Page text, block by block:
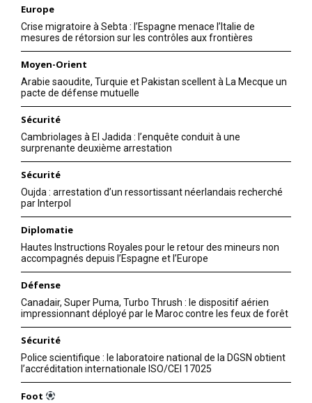
Ahmed Charaï : «Le
leadership Américain doit
vaincre les menaces et non
21 June 2024
In "Analysis"
Europe
Crise migratoire à Sebta : l’Espagne menace l’Italie de
mesures de rétorsion sur les contrôles aux frontières
Moyen-Orient
Arabie saoudite, Turquie et Pakistan scellent à La Mecque un
pacte de défense mutuelle
Sécurité
Cambriolages à El Jadida : l’enquête conduit à une
surprenante deuxième arrestation
Sécurité
Oujda : arrestation d’un ressortissant néerlandais recherché
par Interpol
Diplomatie
Hautes Instructions Royales pour le retour des mineurs non
accompagnés depuis l’Espagne et l’Europe
Défense
Canadair, Super Puma, Turbo Thrush : le dispositif aérien
impressionnant déployé par le Maroc contre les feux de forêt
Sécurité
Police scientifique : le laboratoire national de la DGSN obtient
l’accréditation internationale ISO/CEI 17025
Foot